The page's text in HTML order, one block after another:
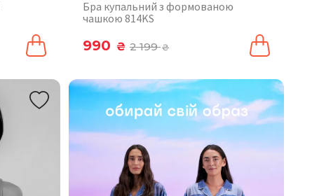
Бра купальний з формованою
чашкою 814KS
990 ₴ 2 199₴